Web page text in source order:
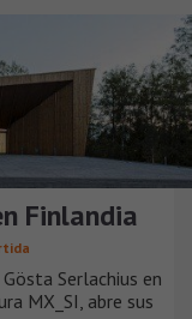
Finlandia
Serlachius en
MX_SI, abre sus